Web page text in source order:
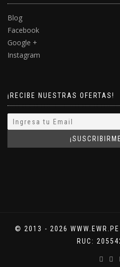
Blog
Facebook
Google +
Instagram
¡RECIBE NUESTRAS OFERTAS!
© 2013 - 2026 WWW.EWR.PE
RUC: